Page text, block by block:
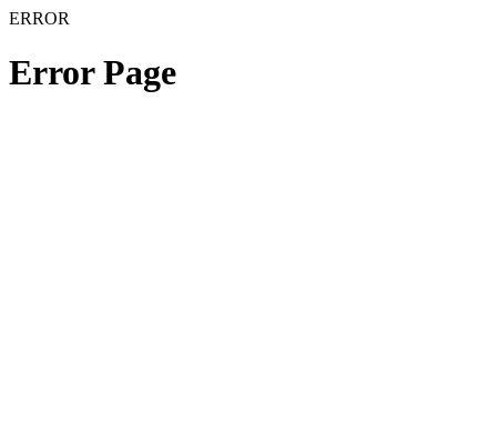
ERROR
Error Page